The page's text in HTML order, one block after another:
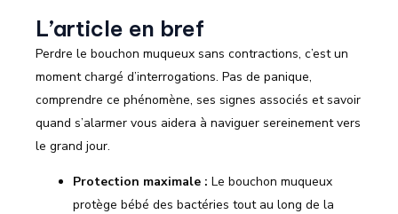
L’article en bref
Perdre le bouchon muqueux sans contractions, c’est un
moment chargé d’interrogations. Pas de panique,
comprendre ce phénomène, ses signes associés et savoir
quand s’alarmer vous aidera à naviguer sereinement vers
le grand jour.
Protection maximale : Le bouchon muqueux
protège bébé des bactéries tout au long de la